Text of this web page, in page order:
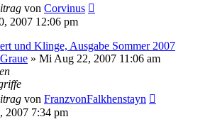
von Corvinus
2007 12:06 pm
und Klinge, Ausgabe Sommer 2007
» Mi Aug 22, 2007 11:06 am
von FranzvonFalkhenstayn
2007 7:34 pm